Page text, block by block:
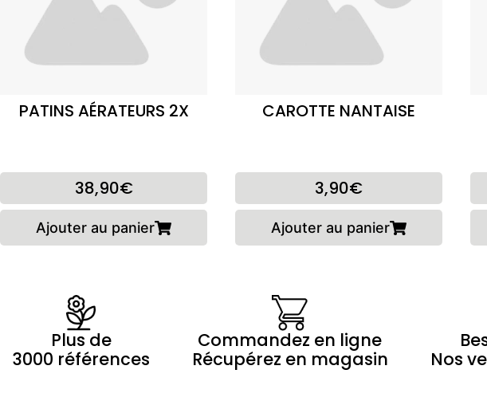
PATINS AÉRATEURS 2X
38,90€
Ajouter au panier
CAROTTE NANTAISE
3,90€
Ajouter au panier
Plus de
3000 références
Commandez en ligne
Récupérez en magasin
Nos